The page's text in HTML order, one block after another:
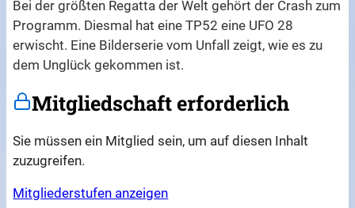
Bei der größten Regatta der Welt gehört der Crash zum
Programm. Diesmal hat eine TP52 eine UFO 28
erwischt. Eine Bilderserie vom Unfall zeigt, wie es zu
dem Unglück gekommen ist.
Mitgliedschaft erforderlich
Sie müssen ein Mitglied sein, um auf diesen Inhalt
zuzugreifen.
Mitgliederstufen anzeigen